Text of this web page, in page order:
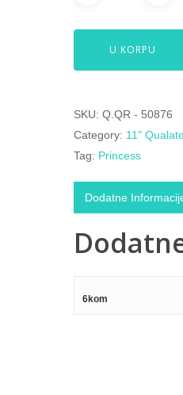
U KORPU
SKU: Q.QR - 50876
Category: 11"
Tag: Princess
Dodatne
6kom